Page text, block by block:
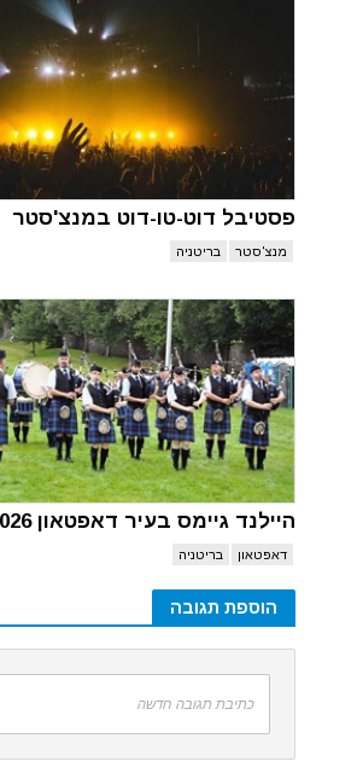
פסטיבל דוט-טו-דוט במנצ'סטר
מנצ'סטר בריטניה
היילנד גיימס בעיר דאפטאון 2026
דאפטאון בריטניה
הוספת תגובה
כתיבת תגובה חדשה